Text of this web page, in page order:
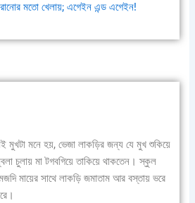
মতো খেলায়; এগেইন এন্ড এগেইন!
মুখটা মনে হয়, ভেজা লাকড়ির জন্য যে মুখ শুকিয়ে
চুলায় মা টগবগিয়ে তাকিয়ে থাকতেন। স্কুল
মায়ের সাথে লাকড়ি জমাতাম আর বস্তায় ভরে